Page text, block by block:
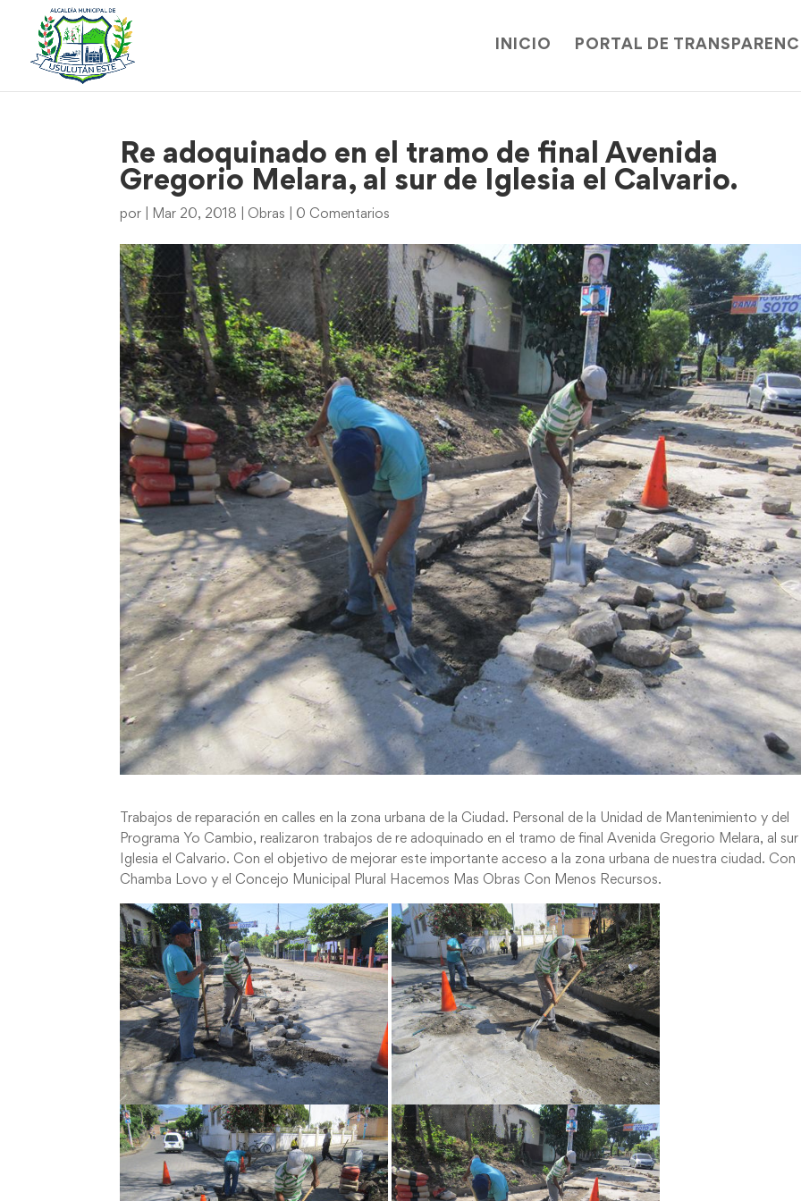
INICIO PORTAL DE
Re adoquinado en el tramo de final Avenida
Gregorio Melara, al sur de Iglesia el Calvario.
por Mar 20, 2018 Obras 0 Comentarios
Trabajos de reparación en calles en la zona urbana de la Ciudad. Personal de la Unidad de Mantenimiento y del
Programa Yo Cambio, realizaron trabajos de re adoquinado en el tramo de final Avenida Gregorio Melara, al sur
Iglesia el Calvario. Con el objetivo de mejorar este importante acceso a la zona urbana de nuestra ciudad. Con
Chamba Lovo y el Concejo Municipal Plural Hacemos Mas Obras Con Menos Recursos.